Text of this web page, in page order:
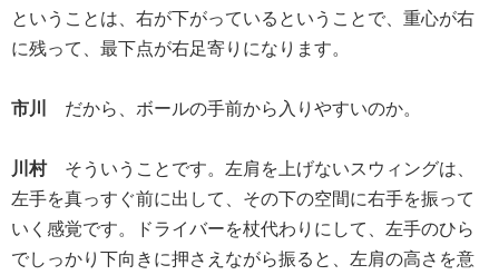
ということは、右が下がっているということで、重心が右
に残って、最下点が右足寄りになります。
市川 だから、ボールの手前から入りやすいのか。
川村そういうことです。左肩を上げないスウィングは、
左手を真っすぐ前に出して、その下の空間に右手を振って
いく感覚です。ドライバーを杖代わりにして、左手のひら
でしっかり下向きに押さえながら振ると、左肩の高さを意